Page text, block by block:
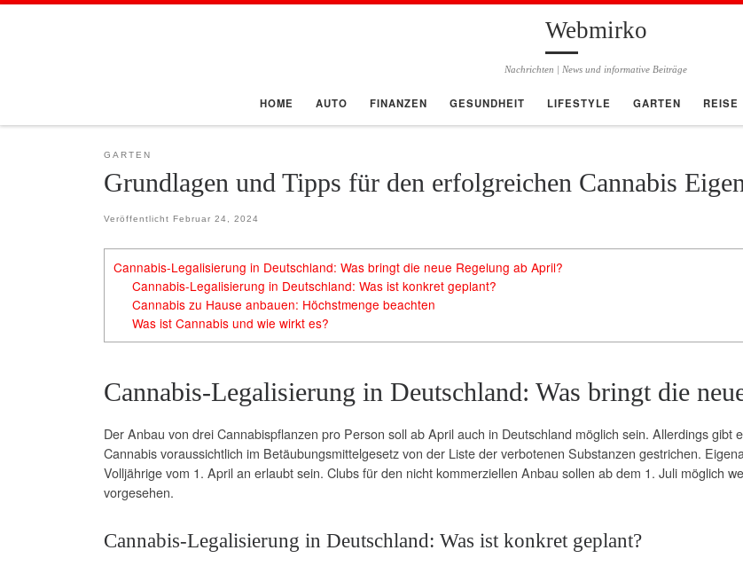
Webmirko
Nachrichten | News und informative Beiträge
HOME AUTO FINANZEN GESUNDHEIT LIFESTYLE GARTEN REISE
GARTEN
Grundlagen und Tipps für den erfolgreichen Cannabis
Veröffentlicht Februar 24, 2024
Cannabis-Legalisierung in Deutschland: Was bringt die neue Regelung ab April?
Cannabis-Legalisierung in Deutschland: Was ist konkret geplant?
Cannabis zu Hause anbauen: Höchstmenge beachten
Was ist Cannabis und wie wirkt es?
Cannabis-Legalisierung in Deutschland: Was bringt die
Der Anbau von drei Cannabispflanzen pro Person soll ab April auch in Deutschland möglich sein. Allerdings gibt
Cannabis voraussichtlich im Betäubungsmittelgesetz von der Liste der verbotenen Substanzen gestrichen.
Volljährige vom 1. April an erlaubt sein. Clubs für den nicht kommerziellen Anbau sollen ab dem 1. Juli möglich
vorgesehen.
Cannabis-Legalisierung in Deutschland: Was ist konkret geplant?